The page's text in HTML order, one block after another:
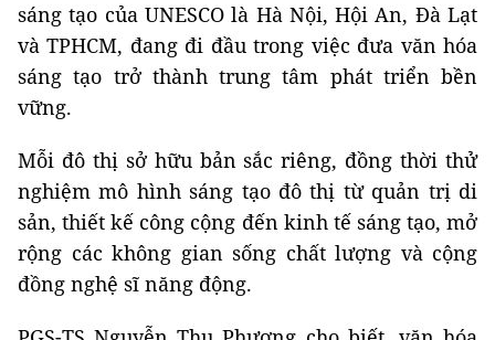
sáng tạo của UNESCO là Hà Nội, Hội An, Đà Lạt
và TPHCM, đang đi đầu trong việc đưa văn hóa
sáng tạo trở thành trung tâm phát triển bền
vững.
Mỗi đô thị sở hữu bản sắc riêng, đồng thời thử
nghiệm mô hình sáng tạo đô thị từ quản trị di
sản, thiết kế công cộng đến kinh tế sáng tạo, mở
rộng các không gian sống chất lượng và cộng
đồng nghệ sĩ năng động.